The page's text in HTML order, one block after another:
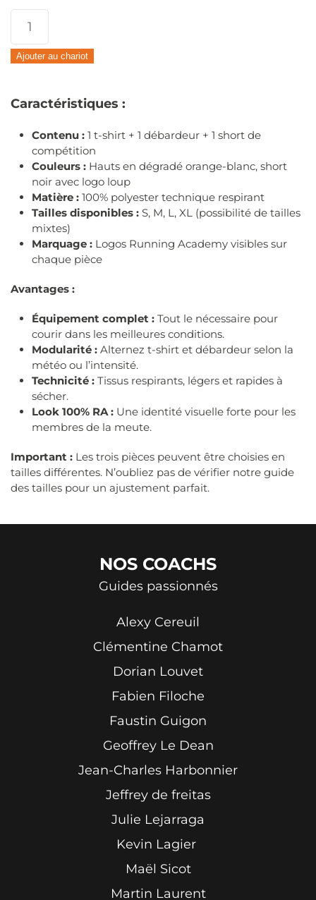
quantité
de
Premium
:T-
shirt
débardeur
short
Ajouter au chariot
Caractéristiques :
Contenu : 1 t-shirt + 1 débardeur + 1 short de
compétition
Couleurs : Hauts en dégradé orange-blanc, short
noir avec logo loup
Matière : 100% polyester technique respirant
Tailles disponibles : S, M, L, XL (possibilité de tailles
mixtes)
Marquage : Logos Running Academy visibles sur
chaque pièce
Avantages :
Équipement complet : Tout le nécessaire pour
courir dans les meilleures conditions.
Modularité : Alternez t-shirt et débardeur selon la
météo ou l’intensité.
Technicité : Tissus respirants, légers et rapides à
sécher.
Look 100% RA : Une identité visuelle forte pour les
membres de la meute.
Important : Les trois pièces peuvent être choisies en
tailles différentes. N’oubliez pas de vérifier notre guide
des tailles pour un ajustement parfait.
NOS COACHS
Guides passionnés
Alexy Cereuil
Clémentine Chamot
Dorian Louvet
Fabien Filoche
Faustin Guigon
Geoffrey Le Dean
Jean-Charles Harbonnier
Jeffrey de freitas
Julie Lejarraga
Kevin Lagier
Maël Sicot
Martin Laurent